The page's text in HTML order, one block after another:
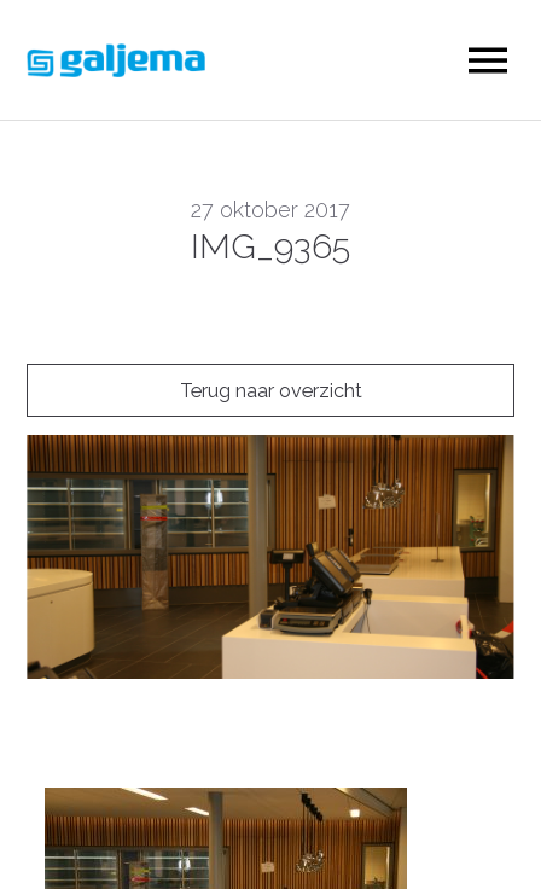
27 oktober 2017
IMG_9365
Terug naar overzicht